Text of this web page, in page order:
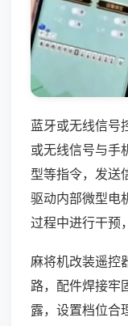
蓝牙或无线信号
或无线信号与手
型等指令，发送
驱动内部微型电
过程中进行干预
麻将机改装遥控
路，配件焊接牢
露，设置档位合